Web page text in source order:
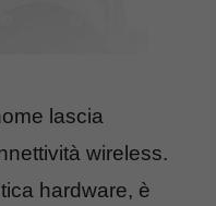
lascia
wireless.
hardware, è